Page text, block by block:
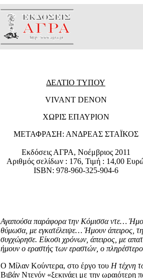
ΔΕΛΤΙΟ ΤΥΠΟΥ
VIVANT DENON
ΧΩΡΙΣ ΕΠΑΥΡΙΟΝ
ΜΕΤΑΦΡΑΣΗ: ΑΝΔΡΕΑΣ ΣΤΑΪΚΟΣ
Εκδόσεις ΑΓΡΑ, Νοέμβριος 2011
Αριθμός σελίδων : 176, Τιμή : 14,00
ISBN: 978-960-325-904-6
Αγαπούσα παράφορα την Κόμισσα ντε…
θύμωσα, με εγκατέλειψε… Ήμουν άπειρος,
συγχώρησε. Είκοσι χρόνων, άπειρος, με
ήμουν ο εραστής των εραστών, ο
Ο Μίλαν Κούντερα, στο έργο του Η τέχνη
Βιβάν Ντενόν «ξεκινάει με την ωραιότερη